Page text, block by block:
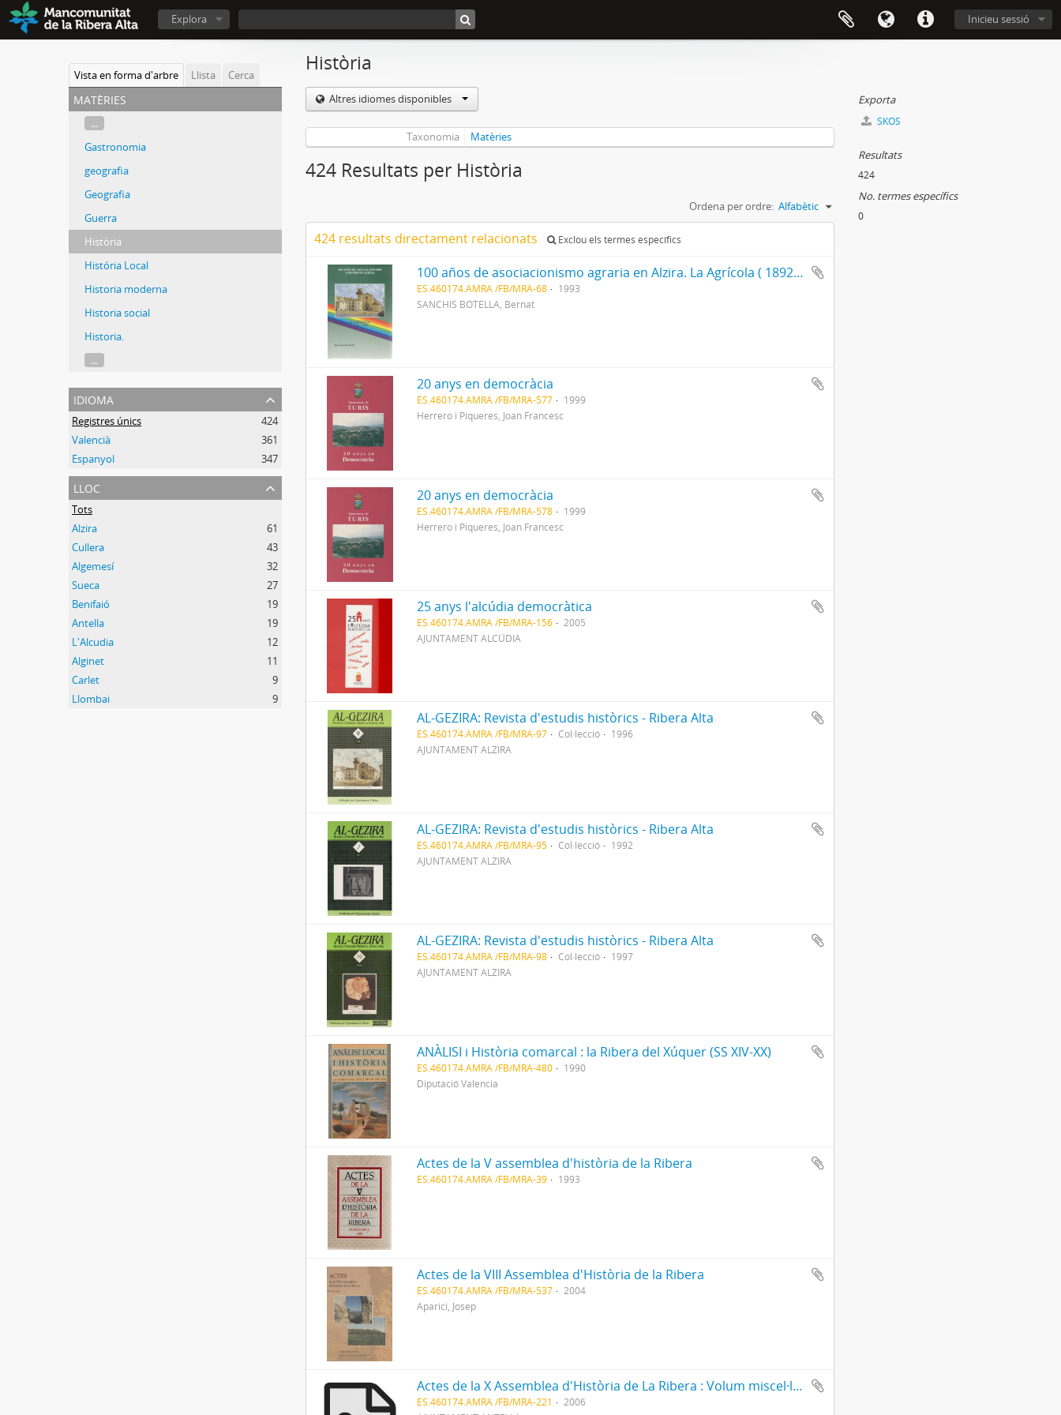
Inicieu sessió
Explora
Vista en forma d'arbre Llista Cerca
matèries
...
Gastronomia
geografia
Geografia
Guerra
Història
História Local
Historia moderna
Historia social
Historia.
...
idioma
Registres únics
424
Valencià
361
Espanyol
347
lloc
Tots
Alzira
61
Cullera
43
Algemesí
32
Sueca
27
Benifaió
19
Antella
19
L'Alcudia
12
Alginet
11
Carlet
9
Llombai
9
Història
Altres idiomes disponibles
Taxonomia Matèries
424 Resultats per Història
Ordena per ordre: Alfabètic
424 resultats directament relacionats Exclou els termes específics
100 años de asociacionismo agraria en Alzira. La Agrícola ( 1892-1992 )
ES.460174.AMRA /FB/MRA-68
1993
SANCHIS BOTELLA, Bernat
20 anys en democràcia
ES.460174.AMRA /FB/MRA-577
1999
Herrero i Piqueres, Joan Francesc
20 anys en democràcia
ES.460174.AMRA /FB/MRA-578
1999
Herrero i Piqueres, Joan Francesc
25 anys l'alcúdia democràtica
ES.460174.AMRA /FB/MRA-156
2005
AJUNTAMENT ALCÚDIA
AL-GEZIRA: Revista d'estudis històrics - Ribera Alta
ES.460174.AMRA /FB/MRA-97 Col·lecció
1996
AJUNTAMENT ALZIRA
AL-GEZIRA: Revista d'estudis històrics - Ribera Alta
ES.460174.AMRA /FB/MRA-95 Col·lecció
1992
AJUNTAMENT ALZIRA
AL-GEZIRA: Revista d'estudis històrics - Ribera Alta
ES.460174.AMRA /FB/MRA-98 Col·lecció
1997
AJUNTAMENT ALZIRA
ANÀLISI i Història comarcal : la Ribera del Xúquer (SS XIV-XX)
ES.460174.AMRA /FB/MRA-480
1990
Diputació Valencia
Actes de la V assemblea d'història de la Ribera
ES.460174.AMRA /FB/MRA-39 1993
Actes de la VIII Assemblea d'Història de la Ribera
ES.460174.AMRA /FB/MRA-537
2004
Aparici, Josep
Actes de la X Assemblea d'Història de La Ribera : Volum miscel·lani : Antella, novembre 2004 / edició a cura de Marina Estarlich Martorell.
ES.460174.AMRA /FB/MRA-221
2006
Exporta
SKOS
Resultats
424
No. termes específics
0